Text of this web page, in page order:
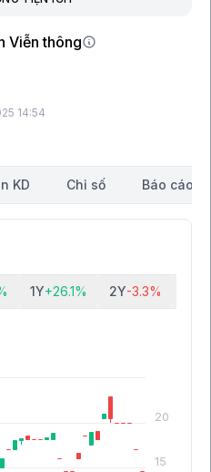
Viễn thông
14:54
KD Chỉ số Báo cáo
1Y+26.1% 2Y-3.3%
15
20